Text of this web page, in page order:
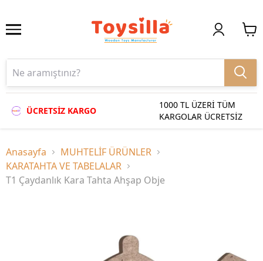
ÜCRETSİZ KARGO
1000 TL ÜZERİ TÜM
KARGOLAR ÜCRETSİZ
Anasayfa
MUHTELİF ÜRÜNLER
KARATAHTA VE TABELALAR
T1 Çaydanlık Kara Tahta Ahşap Obje